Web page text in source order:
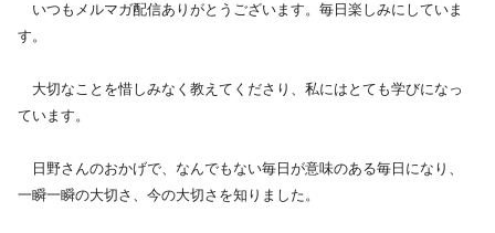
いつもメルマガ配信ありがとうございます。毎日楽しみにしていま
す。
大切なことを惜しみなく教えてくださり、私にはとても学びになっ
ています。
日野さんのおかげで、なんでもない毎日が意味のある毎日になり、
一瞬一瞬の大切さ、今の大切さを知りました。